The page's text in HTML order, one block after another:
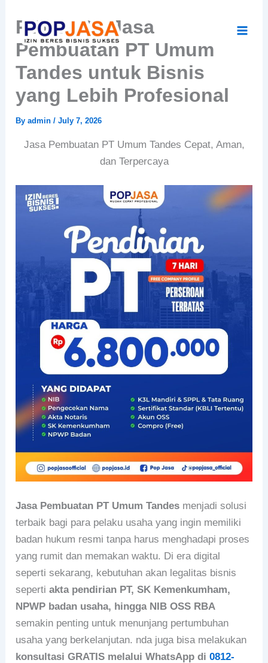
content
POPJASA Jasa
Pembuatan PT Umum
Tandes untuk Bisnis
yang Lebih Profesional
Byadmin/July 7, 2026
Jasa Pembuatan PT Umum Tandes Cepat, Aman,
dan Terpercaya
Jasa Pembuatan PT Umum Tandes menjadi solusi
terbaik bagi para pelaku usaha yang ingin memiliki
badan hukum resmi tanpa harus menghadapi proses
yang rumit dan memakan waktu. Di era digital
seperti sekarang, kebutuhan akan legalitas bisnis
sepertiakta pendirian PT, SK Kemenkumham,
NPWP badan usaha, hingga NIB OSS RBA
semakin penting untuk menunjang pertumbuhan
usaha yang berkelanjutan. nda juga bisa melakukan
konsultasi GRATIS melalui WhatsApp di0812-